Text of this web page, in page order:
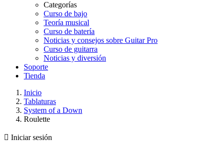
Categorías
Curso de bajo
Teoría musical
Curso de batería
Noticias y consejos sobre Guitar Pro
Curso de guitarra
Noticias y diversión
Soporte
Tienda
Inicio
Tablaturas
System of a Down
Roulette
 Iniciar sesión